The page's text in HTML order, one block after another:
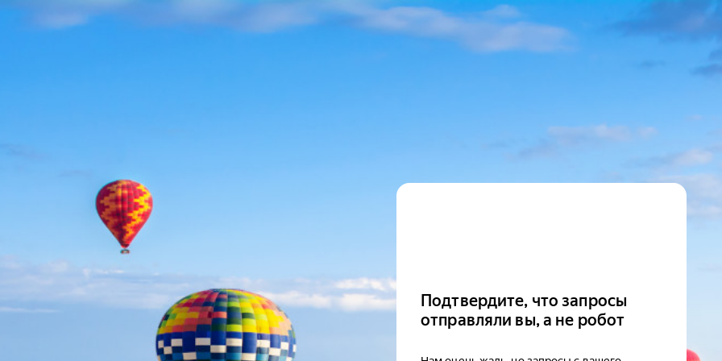
Подтвердите, что запросы
отправляли вы, а не робот